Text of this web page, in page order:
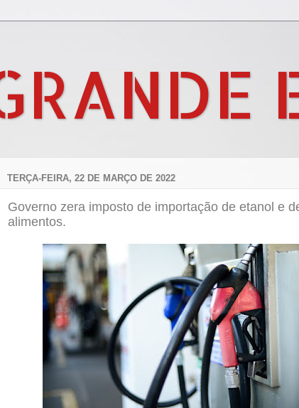
TERÇA-FEIRA, 22 DE MARÇO DE 2022
Governo zera imposto de importação de etanol e
alimentos.